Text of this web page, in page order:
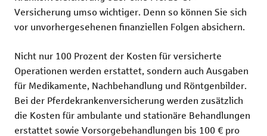
Versicherung umso wichtiger. Denn so können Sie sich
vor unvorhergesehenen finanziellen Folgen absichern.
Nicht nur 100 Prozent der Kosten für versicherte
Operationen werden erstattet, sondern auch Ausgaben
für Medikamente, Nachbehandlung und Röntgenbilder.
Bei der Pferdekrankenversicherung werden zusätzlich
die Kosten für ambulante und stationäre Behandlungen
erstattet sowie Vorsorgebehandlungen bis 100 € pro